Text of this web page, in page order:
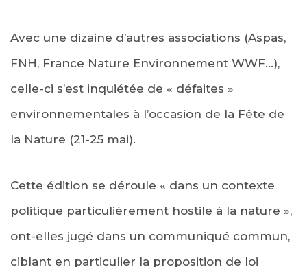
Avec une dizaine d’autres associations (Aspas,
FNH, France Nature Environnement WWF…),
celle-ci s’est inquiétée de « défaites »
environnementales à l’occasion de la Fête de
la Nature (21-25 mai).
Cette édition se déroule « dans un contexte
politique particulièrement hostile à la nature »,
ont-elles jugé dans un communiqué commun,
ciblant en particulier la proposition de loi